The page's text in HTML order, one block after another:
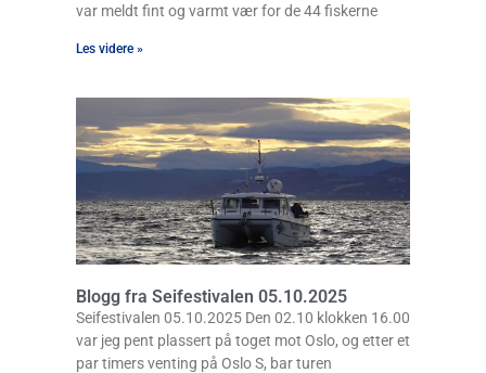
var meldt fint og varmt vær for de 44 fiskerne
Les videre »
Blogg fra Seifestivalen 05.10.2025
Seifestivalen 05.10.2025 Den 02.10 klokken 16.00
var jeg pent plassert på toget mot Oslo, og etter et
par timers venting på Oslo S, bar turen